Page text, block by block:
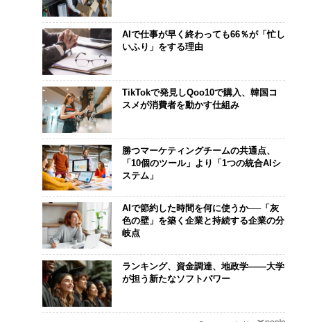
AIで仕事が早く終わっても66％が「忙し
いふり」をする理由
TikTokで発見しQoo10で購入、韓国コ
スメが消費者を動かす仕組み
勝つマーケティングチームの共通点、
「10個のツール」より「1つの統合AIシ
ステム」
AIで節約した時間を何に使うか──「灰
色の壁」を築く企業と持続する企業の分
岐点
ランキング、資金調達、地政学——大学
が担う新たなソフトパワー